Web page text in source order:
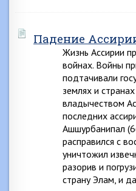
Падение
Жизнь Ассирии
войнах. Войны
подтачивали
землях и
владычеством
последних
Ашшурбанипал
расправился с
уничтожил
разорив и
страну Элам, и